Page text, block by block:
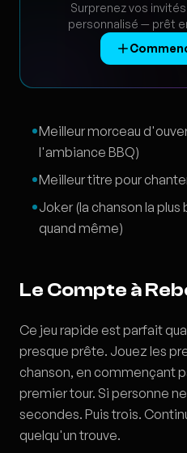
Surprenez vos
personnalisé — prêt
Meilleur morceau
l'ambiance BBQ)
Meilleur titre pour
Joker (la chanson la
quand même)
Le Compte à
Ce jeu rapide est parfait
presque prête. Jouez les
chanson, en commençant
premier tour. Si personne
secondes. Puis trois.
quelqu'un trouve.